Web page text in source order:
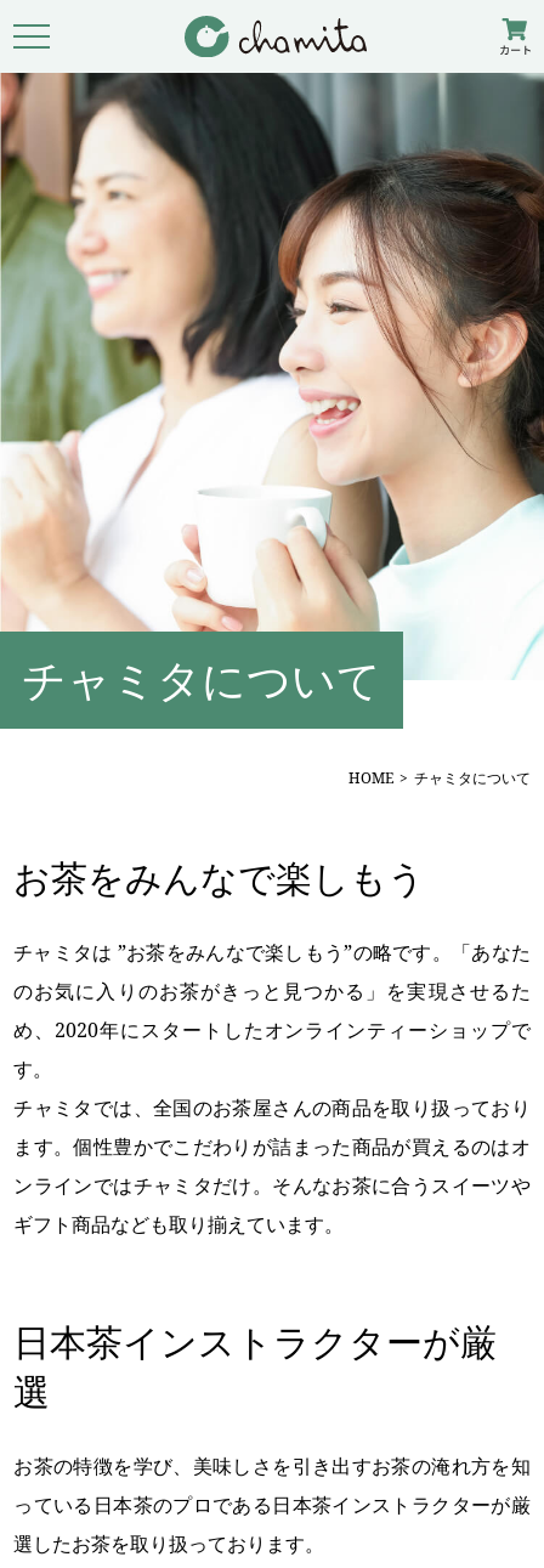
チャミタについて
HOME チャミタについて
お茶をみんなで楽しもう
チャミタは ”お茶をみんなで楽しもう”の略です。「あなた
のお気に入りのお茶がきっと見つかる」を実現させるた
め、2020年にスタートしたオンラインティーショップで
す。
チャミタでは、全国のお茶屋さんの商品を取り扱っており
ます。個性豊かでこだわりが詰まった商品が買えるのはオ
ンラインではチャミタだけ。そんなお茶に合うスイーツや
ギフト商品なども取り揃えています。
日本茶インストラクターが厳
選
お茶の特徴を学び、美味しさを引き出すお茶の淹れ方を知
っている日本茶のプロである日本茶インストラクターが厳
選したお茶を取り扱っております。